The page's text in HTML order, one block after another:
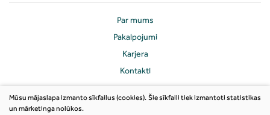
Par mums
Pakalpojumi
Karjera
Kontakti
Mūsu mājaslapa izmanto sīkfailus (cookies). Šie sīkfaili tiek izmantoti statistikas
un mārketinga nolūkos.